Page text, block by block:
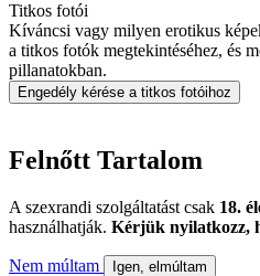
Titkos fotói
Kíváncsi vagy milyen erotikus
a titkos fotók megtekintéséhez, és
pillanatokban.
Engedély kérése a titkos fotóihoz
Felnőtt Tartalom
A szexrandi szolgáltatást csak 18.
használhatják. Kérjük nyilatkozz,
Nem múltam Igen, elmúltam